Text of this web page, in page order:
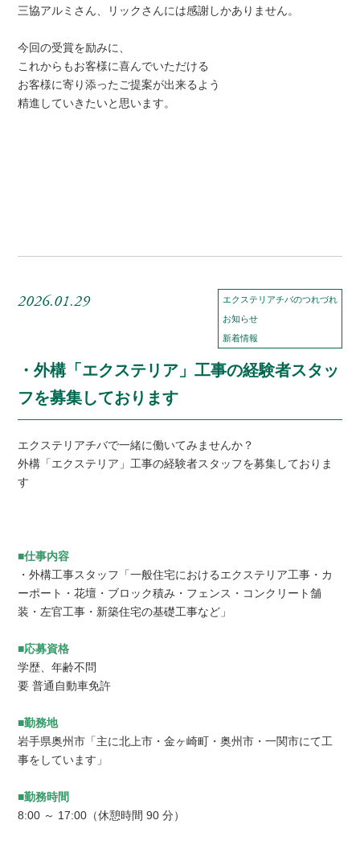
三協アルミさん、リックさんには感謝しかありません。
今回の受賞を励みに、
これからもお客様に喜んでいただける
お客様に寄り添ったご提案が出来るよう
精進していきたいと思います。
2026.01.29
エクステリアチバのつれづれ
お知らせ
新着情報
・外構「エクステリア」工事の経験者スタッ
フを募集しております
エクステリアチバで一緒に働いてみませんか？
外構「エクステリア」工事の経験者スタッフを募集しておりま
す
■仕事内容
・外構工事スタッフ「一般住宅におけるエクステリア工事・カ
ーポート・花壇・ブロック積み・フェンス・コンクリート舗
装・左官工事・新築住宅の基礎工事など」
■応募資格
学歴、年齢不問
要 普通自動車免許
■勤務地
岩手県奥州市「主に北上市・金ヶ崎町・奥州市・一関市にて工
事をしています」
■勤務時間
8:00 ～ 17:00（休憩時間 90 分）